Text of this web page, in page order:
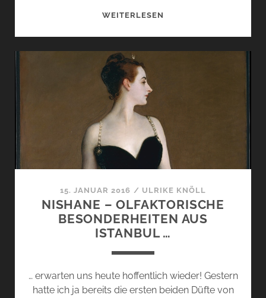
WEITERLESEN
STAND
15. JANUAR 2016 / ULRIKE KNÖLL
NISHANE – OLFAKTORISCHE
BESONDERHEITEN AUS
ISTANBUL …
… erwarten uns heute hoffentlich wieder! Gestern
hatte ich ja bereits die ersten beiden Düfte von